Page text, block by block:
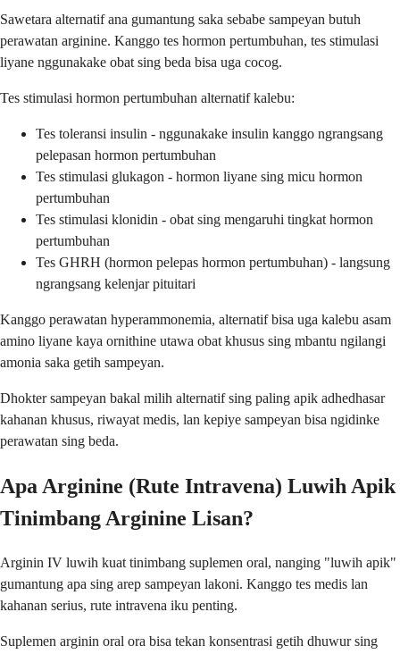
Sawetara alternatif ana gumantung saka sebabe sampeyan butuh
perawatan arginine. Kanggo tes hormon pertumbuhan, tes stimulasi
liyane nggunakake obat sing beda bisa uga cocog.
Tes stimulasi hormon pertumbuhan alternatif kalebu:
Tes toleransi insulin - nggunakake insulin kanggo ngrangsang
pelepasan hormon pertumbuhan
Tes stimulasi glukagon - hormon liyane sing micu hormon
pertumbuhan
Tes stimulasi klonidin - obat sing mengaruhi tingkat hormon
pertumbuhan
Tes GHRH (hormon pelepas hormon pertumbuhan) - langsung
ngrangsang kelenjar pituitari
Kanggo perawatan hyperammonemia, alternatif bisa uga kalebu asam
amino liyane kaya ornithine utawa obat khusus sing mbantu ngilangi
amonia saka getih sampeyan.
Dhokter sampeyan bakal milih alternatif sing paling apik adhedhasar
kahanan khusus, riwayat medis, lan kepiye sampeyan bisa ngidinke
perawatan sing beda.
Apa Arginine (Rute Intravena) Luwih Apik
Tinimbang Arginine Lisan?
Arginin IV luwih kuat tinimbang suplemen oral, nanging "luwih apik"
gumantung apa sing arep sampeyan lakoni. Kanggo tes medis lan
kahanan serius, rute intravena iku penting.
Suplemen arginin oral ora bisa tekan konsentrasi getih dhuwur sing